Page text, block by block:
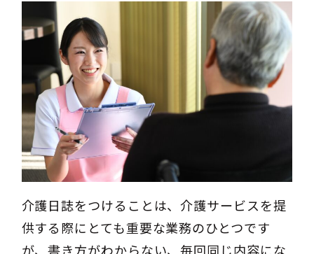
介護日誌をつけることは、介護サービスを提
供する際にとても重要な業務のひとつです
が、書き方がわからない、毎回同じ内容にな